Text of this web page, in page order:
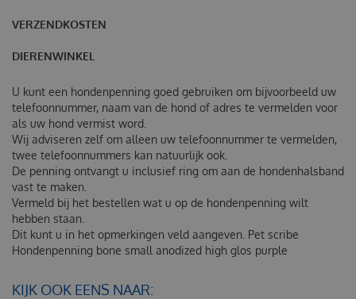
VERZENDKOSTEN
DIERENWINKEL
U kunt een hondenpenning goed gebruiken om bijvoorbeeld uw
telefoonnummer, naam van de hond of adres te vermelden voor
als uw hond vermist word.
Wij adviseren zelf om alleen uw telefoonnummer te vermelden,
twee telefoonnummers kan natuurlijk ook.
De penning ontvangt u inclusief ring om aan de hondenhalsband
vast te maken.
Vermeld bij het bestellen wat u op de hondenpenning wilt
hebben staan.
Dit kunt u in het opmerkingen veld aangeven. Pet scribe
Hondenpenning bone small anodized high glos purple
KIJK OOK EENS NAAR: